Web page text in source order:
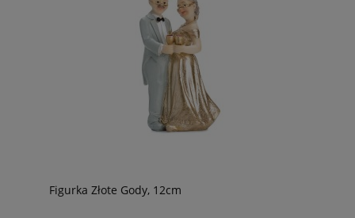
Figurka Złote Gody, 12cm